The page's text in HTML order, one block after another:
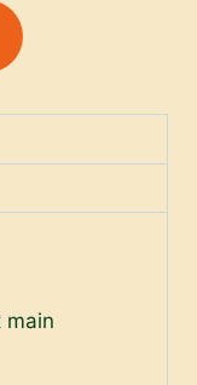
main